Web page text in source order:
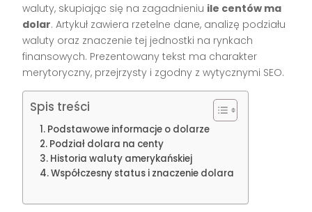
waluty, skupiając się na zagadnieniu ile centów ma
dolar. Artykuł zawiera rzetelne dane, analizę podziału
waluty oraz znaczenie tej jednostki na rynkach
finansowych. Prezentowany tekst ma charakter
merytoryczny, przejrzysty i zgodny z wytycznymi SEO.
Spis treści
Podstawowe informacje o dolarze
Podział dolara na centy
Historia waluty amerykańskiej
Współczesny status i znaczenie dolara